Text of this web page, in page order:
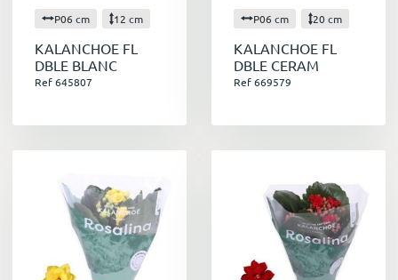
P06 cm 12 cm
KALANCHOE FL
DBLE BLANC
Ref 645807
P06 cm 20 cm
KALANCHOE FL
DBLE CERAM
Ref 669579